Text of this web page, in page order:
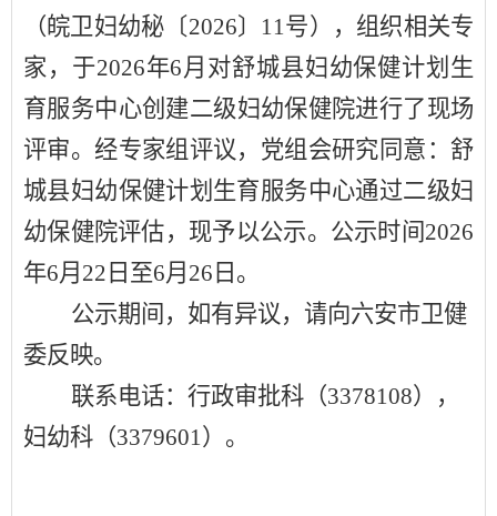
（皖卫妇幼秘 〔2026〕 11号），组织相关专
家，于2026年6月对舒城县妇幼保健计划生
育服务中心创建二级妇幼保健院进行了现场
评审。经专家组评议， 党组 会研究同意 ：舒
城县妇幼保健计划生育服务中心通过二级妇
幼保健院评估，现予以公示。公示时间2026
年6月 22 日至6月26 日。
公示期间，如有异议，请向六安市卫健
委反映。
联系电话： 行政审批科（3378108），
妇幼科（3379601）。